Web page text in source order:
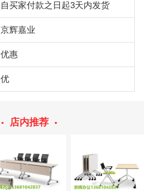
自买家付款之日起3天内发货
京辉嘉业
优惠
优
店内推荐